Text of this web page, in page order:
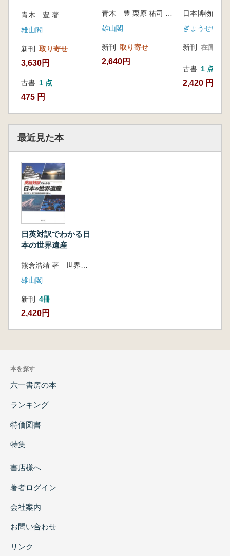
国立西洋美術館
The National Museum of Western Art
青木 豊 著
雄山閣
新刊 取り寄せ
3,630円
古書 1 点
475 円
雄山閣
新刊 取り寄せ
2,640円
輸送の手引
版)
日本博物館協
ぎょうせい
新刊 在庫なし
古書 1 点
2,420 円
最近見た本
日英対訳でわかる日
本の世界遺産
雄山閣
新刊 4冊
2,420円
本を探す
六一書房の本
ランキング
特価図書
特集
書店様へ
著者ログイン
会社案内
お問い合わせ
リンク